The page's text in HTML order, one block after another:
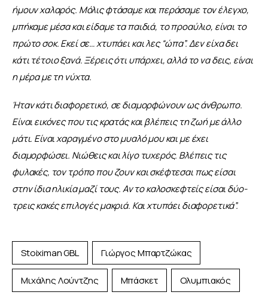
ήμουν χαλαρός. Μόλις φτάσαμε και περάσαμε τον έλεγχο,
μπήκαμε μέσα και είδαμε τα παιδιά, το προαύλιο, είναι το
πρώτο σοκ. Εκεί σε… χτυπάει και λες “ώπα”. Δεν είχα δει
κάτι τέτοιο ξανά. Ξέρεις ότι υπάρχει, αλλά το να δεις, είναι
η μέρα με τη νύχτα.
Ήταν κάτι διαφορετικό, σε διαμορφώνουν ως άνθρωπο.
Είναι εικόνες που τις κρατάς και βλέπεις τη ζωή με άλλο
μάτι. Είναι χαραγμένο στο μυαλό μου και με έχει
διαμορφώσει. Νιώθεις και λίγο τυχερός. Βλέπεις τις
φυλακές, τον τρόπο που ζουν και σκέφτεσαι πως είσαι
στην ίδια ηλικία μαζί τους. Αν το καλοσκεφτείς είσαι δύο-
τρεις κακές επιλογές μακριά. Και χτυπάει διαφορετικά”.
Stoiximan GBL Γιώργος Μπαρτζώκας
Μιχάλης Λούντζης Μπάσκετ Ολυμπιακός